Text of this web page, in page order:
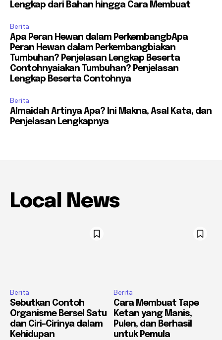
Lengkap dari Bahan hingga Cara Membuat
Berita
Apa Peran Hewan dalam PerkembangbApa
Peran Hewan dalam Perkembangbiakan
Tumbuhan? Penjelasan Lengkap Beserta
Contohnyaiakan Tumbuhan? Penjelasan
Lengkap Beserta Contohnya
Berita
Almaidah Artinya Apa? Ini Makna, Asal Kata, dan
Penjelasan Lengkapnya
Local News
Berita
Sebutkan Contoh
Organisme Bersel Satu
dan Ciri-Cirinya dalam
Kehidupan
Berita
Cara Membuat Tape
Ketan yang Manis,
Pulen, dan Berhasil
untuk Pemula